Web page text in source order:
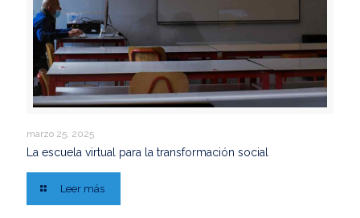
marzo 25, 2025
La escuela virtual para la transformación social
Leer más